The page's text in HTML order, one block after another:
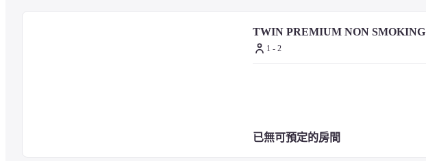
TWIN PREMIUM NON SMOKING
1 - 2
已無可預定的房間